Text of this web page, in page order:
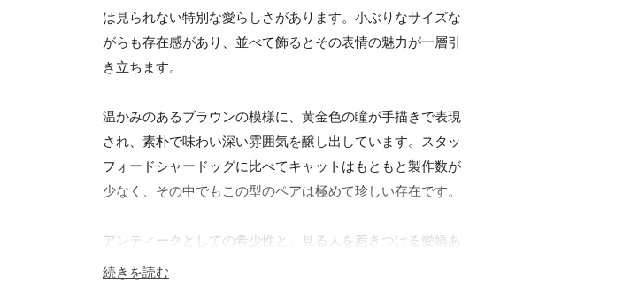
は見られない特別な愛らしさがあります。小ぶりなサイズな
がらも存在感があり、並べて飾るとその表情の魅力が一層引
き立ちます。
温かみのあるブラウンの模様に、黄金色の瞳が手描きで表現
され、素朴で味わい深い雰囲気を醸し出しています。スタッ
フォードシャードッグに比べてキャットはもともと製作数が
少なく、その中でもこの型のペアは極めて珍しい存在です。
アンティークとしての希少性と、見る人を惹きつける愛嬌あ
る表情。まさに一期一会の出会いを楽しんでいただけるペア
続きを読む